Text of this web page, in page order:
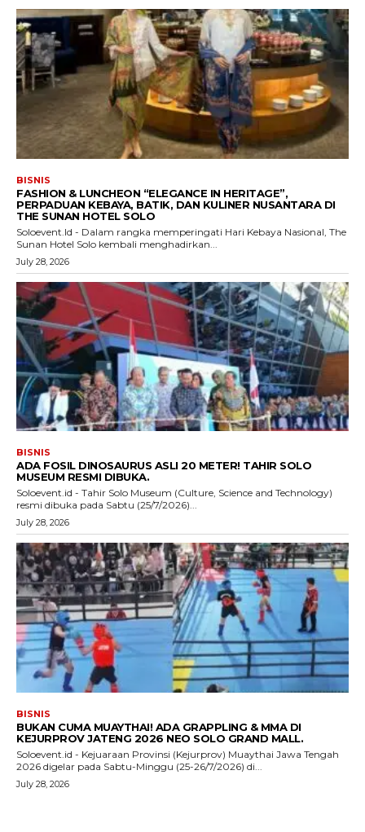
BISNIS
FASHION & LUNCHEON “ELEGANCE IN HERITAGE”,
PERPADUAN KEBAYA, BATIK, DAN KULINER NUSANTARA DI
THE SUNAN HOTEL SOLO
Soloevent.Id - Dalam rangka memperingati Hari Kebaya Nasional, The
Sunan Hotel Solo kembali menghadirkan...
July 28, 2026
BISNIS
ADA FOSIL DINOSAURUS ASLI 20 METER! TAHIR SOLO
MUSEUM RESMI DIBUKA.
Soloevent.id - Tahir Solo Museum (Culture, Science and Technology)
resmi dibuka pada Sabtu (25/7/2026)...
July 28, 2026
BISNIS
BUKAN CUMA MUAYTHAI! ADA GRAPPLING & MMA DI
KEJURPROV JATENG 2026 NEO SOLO GRAND MALL.
Soloevent.id - Kejuaraan Provinsi (Kejurprov) Muaythai Jawa Tengah
2026 digelar pada Sabtu-Minggu (25-26/7/2026) di...
July 28, 2026